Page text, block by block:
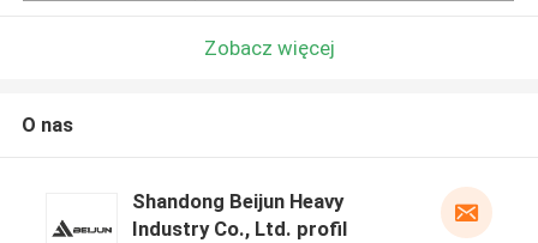
Zobacz więcej
O nas
Shandong Beijun Heavy
Industry Co., Ltd. profil